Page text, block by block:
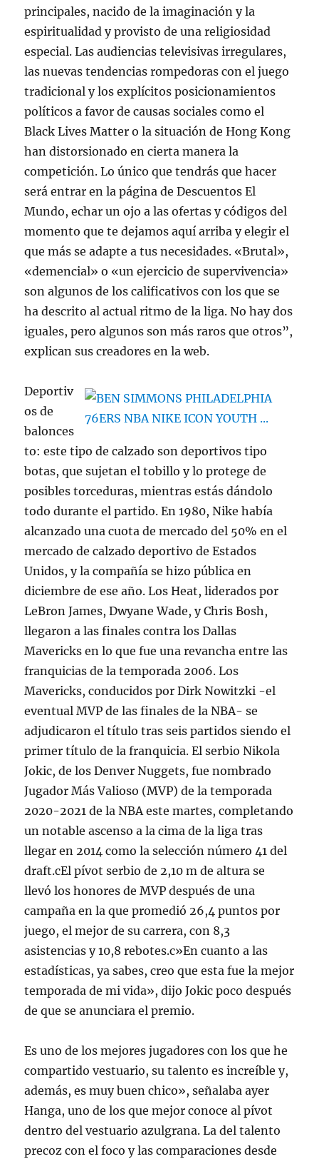
principales, nacido de la imaginación y la
espiritualidad y provisto de una religiosidad
especial. Las audiencias televisivas irregulares,
las nuevas tendencias rompedoras con el juego
tradicional y los explícitos posicionamientos
políticos a favor de causas sociales como el
Black Lives Matter o la situación de Hong Kong
han distorsionado en cierta manera la
competición. Lo único que tendrás que hacer
será entrar en la página de Descuentos El
Mundo, echar un ojo a las ofertas y códigos del
momento que te dejamos aquí arriba y elegir el
que más se adapte a tus necesidades. «Brutal»,
«demencial» o «un ejercicio de supervivencia»
son algunos de los calificativos con los que se
ha descrito al actual ritmo de la liga. No hay dos
iguales, pero algunos son más raros que otros”,
explican sus creadores en la web.
Deportiv
os de
balonces
to: este tipo de calzado son deportivos tipo
botas, que sujetan el tobillo y lo protege de
posibles torceduras, mientras estás dándolo
todo durante el partido. En 1980, Nike había
alcanzado una cuota de mercado del 50% en el
mercado de calzado deportivo de Estados
Unidos, y la compañía se hizo pública en
diciembre de ese año. Los Heat, liderados por
LeBron James, Dwyane Wade, y Chris Bosh,
llegaron a las finales contra los Dallas
Mavericks en lo que fue una revancha entre las
franquicias de la temporada 2006. Los
Mavericks, conducidos por Dirk Nowitzki -el
eventual MVP de las finales de la NBA- se
adjudicaron el título tras seis partidos siendo el
primer título de la franquicia. El serbio Nikola
Jokic, de los Denver Nuggets, fue nombrado
Jugador Más Valioso (MVP) de la temporada
2020-2021 de la NBA este martes, completando
un notable ascenso a la cima de la liga tras
llegar en 2014 como la selección número 41 del
draft.cEl pívot serbio de 2,10 m de altura se
llevó los honores de MVP después de una
campaña en la que promedió 26,4 puntos por
juego, el mejor de su carrera, con 8,3
asistencias y 10,8 rebotes.c»En cuanto a las
estadísticas, ya sabes, creo que esta fue la mejor
temporada de mi vida», dijo Jokic poco después
de que se anunciara el premio.
Es uno de los mejores jugadores con los que he
compartido vestuario, su talento es increíble y,
además, es muy buen chico», señalaba ayer
Hanga, uno de los que mejor conoce al pívot
dentro del vestuario azulgrana. La del talento
precoz con el foco y las comparaciones desde